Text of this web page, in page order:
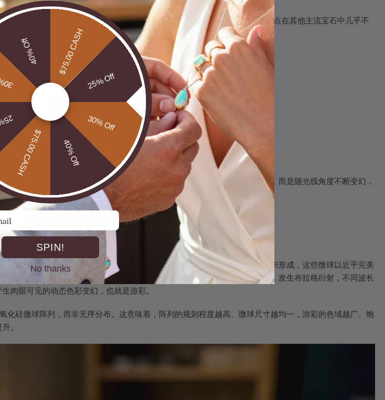
水分子渗入二氧化硅网络之中，对结构稳定性和光学行为都有深远影响，这点在其他主流宝石中几乎不
至今贡献了全球约95%的珍贵欧泊产量，这和其独特的地质背景密不可分。
制的简要对比：
色机制
光学效应
与色散
火彩、闪光
光吸收
固定颜色
子吸收
固定绿色
衍射与干涉
动态游彩
射
月光效应
一一种依靠纳米级非晶体结构产生动态色彩变化的宝石。它的美不是"固定"的，而是随光线角度不断变幻，
：游彩背后的科学原理
来深入欧泊独有的光学奥秘，看懂一颗"好欧泊"的内在密码。
具体而言，珍贵欧泊由大量直径约150至400纳米的含水二氧化硅球体自然堆积形成，这些微球以近乎完美
的"光子晶体"结构。正是这种高度有序的周期性排列，使得可见光进入欧泊后，发生布拉格衍射，不同波长
肉眼可见的动态色彩变幻，也就是游彩。
化硅微球阵列，而非无序分布。这意味着，阵列的规则程度越高、微球尺寸越均一，游彩的色域越广、饱
。
$75.00 CASH
25% Off
30% Off
40% Off
$75.00 CASH
40% Off
SPIN!
No thanks